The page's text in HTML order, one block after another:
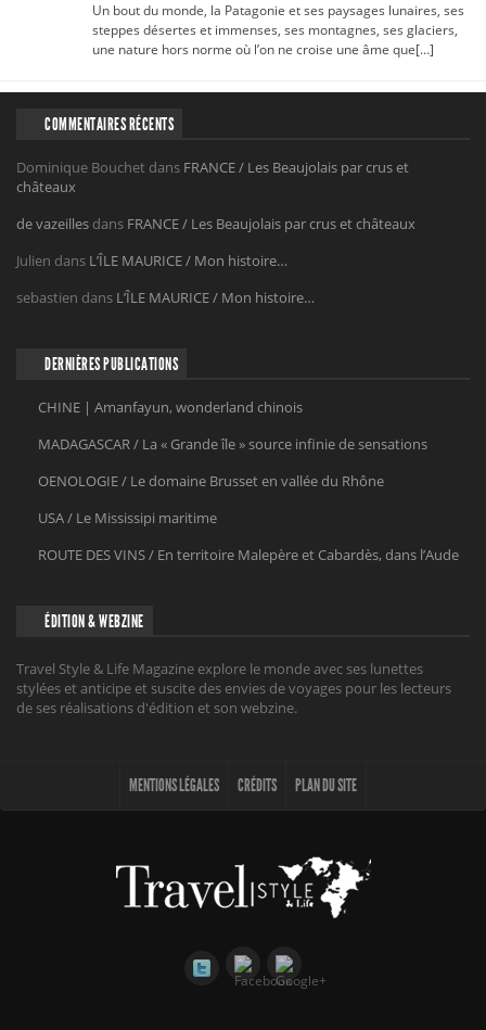
Un bout du monde, la Patagonie et ses paysages lunaires, ses
steppes désertes et immenses, ses montagnes, ses glaciers,
une nature hors norme où l’on ne croise une âme que[…]
COMMENTAIRES RÉCENTS
Dominique Bouchet dans FRANCE / Les Beaujolais par crus et
châteaux
de vazeilles dans FRANCE / Les Beaujolais par crus et châteaux
Julien dans L’ÎLE MAURICE / Mon histoire…
sebastien dans L’ÎLE MAURICE / Mon histoire…
DERNIÈRES PUBLICATIONS
CHINE | Amanfayun, wonderland chinois
MADAGASCAR / La « Grande île » source infinie de sensations
OENOLOGIE / Le domaine Brusset en vallée du Rhône
USA / Le Mississipi maritime
ROUTE DES VINS / En territoire Malepère et Cabardès, dans l’Aude
ÉDITION & WEBZINE
Travel Style & Life Magazine explore le monde avec ses lunettes
stylées et anticipe et suscite des envies de voyages pour les lecteurs
de ses réalisations d'édition et son webzine.
MENTIONS LÉGALES CRÉDITS PLAN DU SITE